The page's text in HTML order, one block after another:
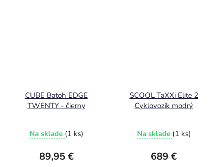
CUBE Batoh EDGE
TWENTY - čierny
Na sklade (1 ks)
89,95 €
SCOOL TaXXi Elite 2
Cyklovozík modrý
Na sklade (1 ks)
689 €